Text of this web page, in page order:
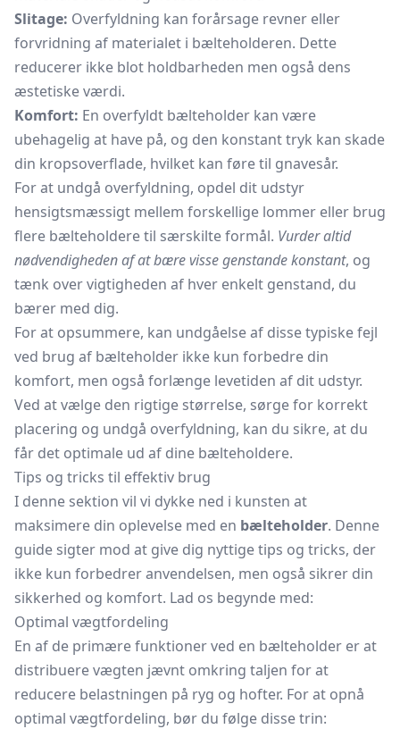
Slitage: Overfyldning kan forårsage revner eller
forvridning af materialet i bælteholderen. Dette
reducerer ikke blot holdbarheden men også dens
æstetiske værdi.
Komfort: En overfyldt bælteholder kan være
ubehagelig at have på, og den konstant tryk kan skade
din kropsoverflade, hvilket kan føre til gnavesår.
For at undgå overfyldning, opdel dit udstyr
hensigtsmæssigt mellem forskellige lommer eller brug
flere bælteholdere til særskilte formål. Vurder altid
nødvendigheden af at bære visse genstande konstant, og
tænk over vigtigheden af hver enkelt genstand, du
bærer med dig.
For at opsummere, kan undgåelse af disse typiske fejl
ved brug af bælteholder ikke kun forbedre din
komfort, men også forlænge levetiden af dit udstyr.
Ved at vælge den rigtige størrelse, sørge for korrekt
placering og undgå overfyldning, kan du sikre, at du
får det optimale ud af dine bælteholdere.
Tips og tricks til effektiv brug
I denne sektion vil vi dykke ned i kunsten at
maksimere din oplevelse med en bælteholder. Denne
guide sigter mod at give dig nyttige tips og tricks, der
ikke kun forbedrer anvendelsen, men også sikrer din
sikkerhed og komfort. Lad os begynde med:
Optimal vægtfordeling
En af de primære funktioner ved en bælteholder er at
distribuere vægten jævnt omkring taljen for at
reducere belastningen på ryg og hofter. For at opnå
optimal vægtfordeling, bør du følge disse trin: